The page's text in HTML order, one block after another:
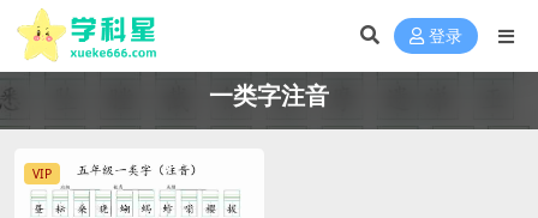
登录
一类字注音
VIP